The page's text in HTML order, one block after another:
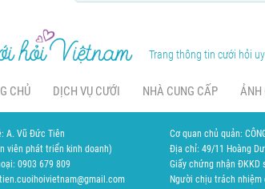
Trang thông tin cưới hỏi
CHỦ DỊCH VỤ CƯỚI NHÀ CUNG CẤP ẢNH
A. Vũ Đức Tiên
viên phát triển kinh doanh)
0903 679 809
Cơ quan chủ quản:
Địa chỉ: 49/11 Hoàng Dư
Giấy chứng nhận ĐKKD
Người chịu trách nhiệm